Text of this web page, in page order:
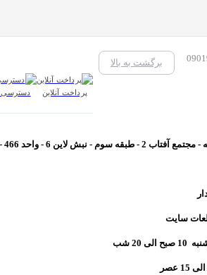
برگشت به بالا
پرداخت آنلاین دسترسی 7 روز هفته 24 ساعته
لاین 6 - واحد 466 - پخش گیل
شب